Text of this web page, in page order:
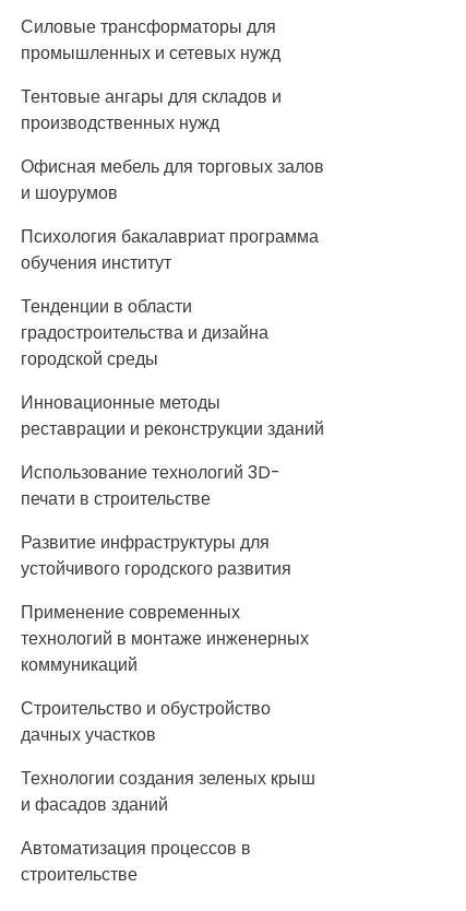
Силовые трансформаторы для
промышленных и сетевых нужд
Тентовые ангары для складов и
производственных нужд
Офисная мебель для торговых залов
и шоурумов
Психология бакалавриат программа
обучения институт
Тенденции в области
градостроительства и дизайна
городской среды
Инновационные методы
реставрации и реконструкции зданий
Использование технологий 3D-
печати в строительстве
Развитие инфраструктуры для
устойчивого городского развития
Применение современных
технологий в монтаже инженерных
коммуникаций
Строительство и обустройство
дачных участков
Технологии создания зеленых крыш
и фасадов зданий
Автоматизация процессов в
строительстве